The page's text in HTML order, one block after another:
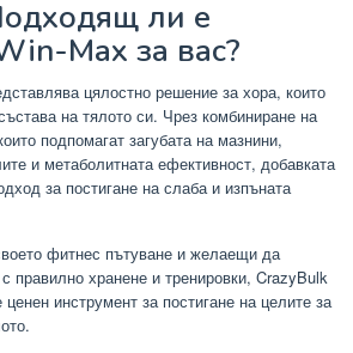
ли е
Max за вас?
цялостно решение за хора, които
на тялото си. Чрез комбиниране на
подпомагат загубата на мазнини,
и метаболитната ефективност, добавката
за постигане на слаба и изпъната
фитнес пътуване и желаещи да
правилно хранене и тренировки, CrazyBulk
инструмент за постигане на целите за